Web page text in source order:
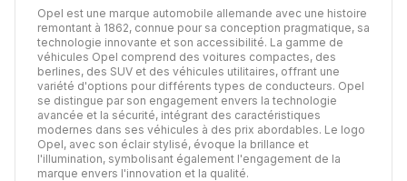
Opel est une marque automobile allemande avec une histoire
remontant à 1862, connue pour sa conception pragmatique, sa
technologie innovante et son accessibilité. La gamme de
véhicules Opel comprend des voitures compactes, des
berlines, des SUV et des véhicules utilitaires, offrant une
variété d'options pour différents types de conducteurs. Opel
se distingue par son engagement envers la technologie
avancée et la sécurité, intégrant des caractéristiques
modernes dans ses véhicules à des prix abordables. Le logo
Opel, avec son éclair stylisé, évoque la brillance et
l'illumination, symbolisant également l'engagement de la
marque envers l'innovation et la qualité.